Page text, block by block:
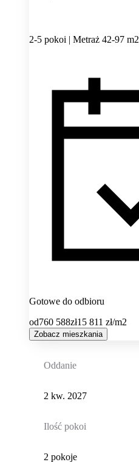
2-5 pokoi | Metraż 42-97 m2
Gotowe do odbioru
od760 588zł15 811 zł/m2
Zobacz mieszkania
Oddanie
2 kw. 2027
Ilość pokoi
2 pokoje